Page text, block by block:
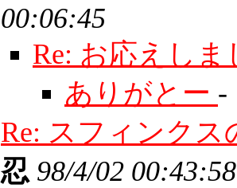
00:06:45
Re: お応えし
ありがとー -
Re: スフィンク
忍 98/4/02 00:43:58